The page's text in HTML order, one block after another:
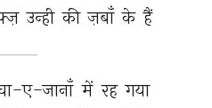
उन्ही की ज़बाँ के हैं
ए-जानाँ में रह गया